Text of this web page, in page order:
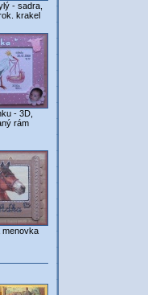
- sadra,
krakel
- 3D,
rám
menovka